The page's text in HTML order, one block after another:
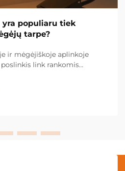
yra populiaru tiek
tarpe?
ir mėgėjiškoje aplinkoje
link rankomis
pramonės šakose ir
apšvietimas...